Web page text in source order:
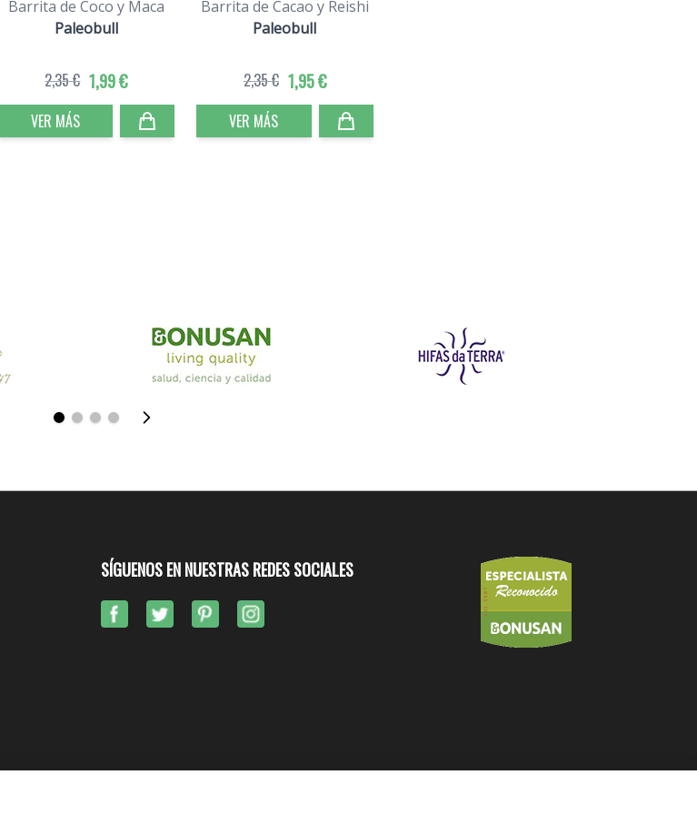
Barrita de Coco y Maca
Paleobull
1,99 €
2,35 €
VER MÁS
Barrita de Cacao y Reishi
Paleobull
1,95 €
2,35 €
VER MÁS
SÍGUENOS EN NUESTRAS REDES SOCIALES